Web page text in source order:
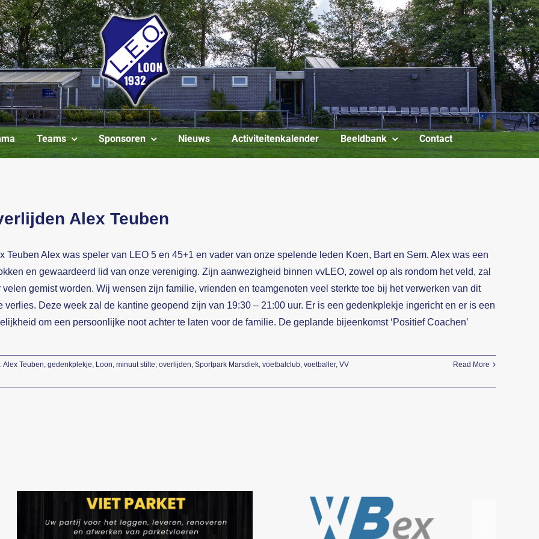
Teams Sponsoren Nieuws Activiteitenkalender Beeldbank Contact
Alex Teuben
Teuben Alex was speler van LEO 5 en 45+1 en vader van onze spelende leden Koen, Bart en Sem. Alex was een
en gewaardeerd lid van onze vereniging. Zijn aanwezigheid binnen vvLEO, zowel op als rondom het veld, zal
velen gemist worden. Wij wensen zijn familie, vrienden en teamgenoten veel sterkte toe bij het verwerken van dit
verlies. Deze week zal de kantine geopend zijn van 19:30 – 21:00 uur. Er is een gedenkplekje ingericht en er is een
om een persoonlijke noot achter te laten voor de familie. De geplande bijeenkomst ‘Positief Coachen’
Alex Teuben gedenkplekje Loon minuut stilte overlijden Sportpark Marsdiek, voetbalclub, voetballer, VV
Read More